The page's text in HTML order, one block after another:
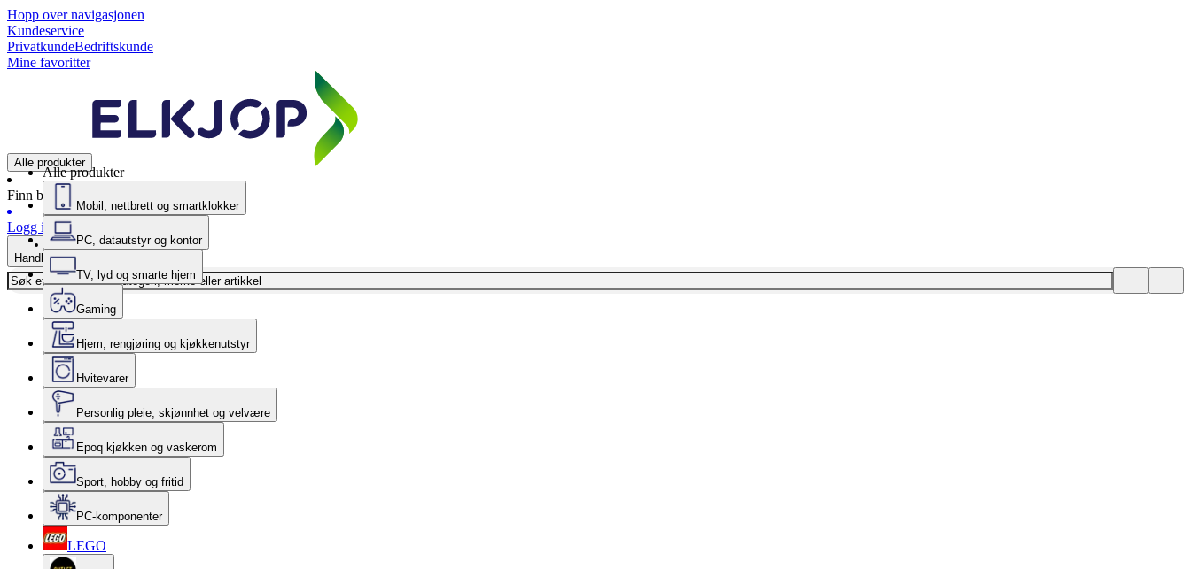
Hopp over navigasjonen
Kundeservice
PrivatkundeBedriftskunde
Mine favoritter
Alle produkter
Finn butikk
Logg inn
Handlekurv
Alle produkter
Mobil, nettbrett og smartklokker
PC, datautstyr og kontor
TV, lyd og smarte hjem
Gaming
Hjem, rengjøring og kjøkkenutstyr
Hvitevarer
Personlig pleie, skjønnhet og velvære
Epoq kjøkken og vaskerom
Sport, hobby og fritid
PC-komponenter
LEGO